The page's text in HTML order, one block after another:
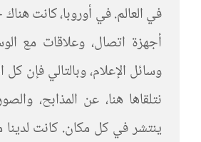
في العالم. في أوروبا، كانت
أجهزة اتصال، وعلاقات مع
وسائل الإعلام، وبالتالي فإن كل
نتلقاها هنا، عن المذابح،
ينتشر في كل مكان. كانت لدينا